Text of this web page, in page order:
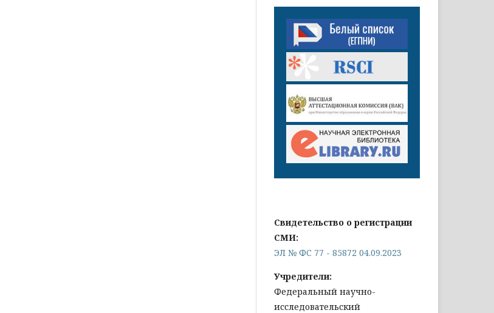
Свидетельство о регистрации
СМИ:
ЭЛ № ФС 77 - 85872 04.09.2023
Учредители:
Федеральный научно-
исследовательский